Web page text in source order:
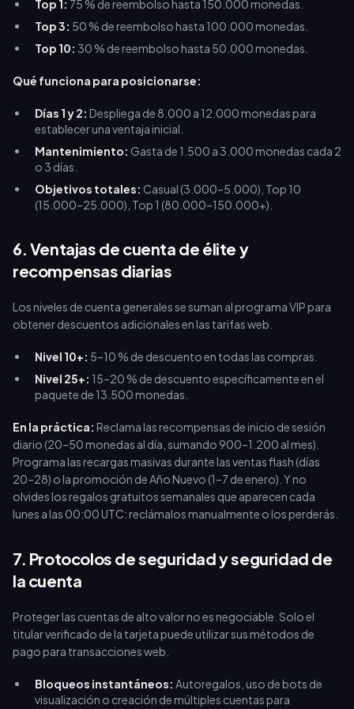
Top 1: 75 % de reembolso hasta 150.000 monedas.
Top 3: 50 % de reembolso hasta 100.000 monedas.
Top 10: 30 % de reembolso hasta 50.000 monedas.
Qué funciona para posicionarse:
Días 1 y 2: Despliega de 8.000 a 12.000 monedas para
establecer una ventaja inicial.
Mantenimiento: Gasta de 1.500 a 3.000 monedas cada 2
o 3 días.
Objetivos totales: Casual (3.000–5.000), Top 10
(15.000–25.000), Top 1 (80.000–150.000+).
6. Ventajas de cuenta de élite y
recompensas diarias
Los niveles de cuenta generales se suman al programa VIP para
obtener descuentos adicionales en las tarifas web.
Nivel 10+: 5–10 % de descuento en todas las compras.
Nivel 25+: 15–20 % de descuento específicamente en el
paquete de 13.500 monedas.
En la práctica: Reclama las recompensas de inicio de sesión
diario (20–50 monedas al día, sumando 900–1.200 al mes).
Programa las recargas masivas durante las ventas flash (días
20–28) o la promoción de Año Nuevo (1–7 de enero). Y no
olvides los regalos gratuitos semanales que aparecen cada
lunes a las 00:00 UTC: reclámalos manualmente o los perderás.
7. Protocolos de seguridad y seguridad de
la cuenta
Proteger las cuentas de alto valor no es negociable. Solo el
titular verificado de la tarjeta puede utilizar sus métodos de
pago para transacciones web.
Bloqueos instantáneos: Autoregalos, uso de bots de
visualización o creación de múltiples cuentas para